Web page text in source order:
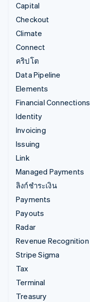
Capital
Checkout
Climate
Connect
คริปโต
Data Pipeline
Elements
Financial Connections
Identity
Invoicing
Issuing
Link
Managed Payments
ลิงก์ชำระเงิน
Payments
Payouts
Radar
Revenue Recognition
Stripe Sigma
Tax
Terminal
Treasury